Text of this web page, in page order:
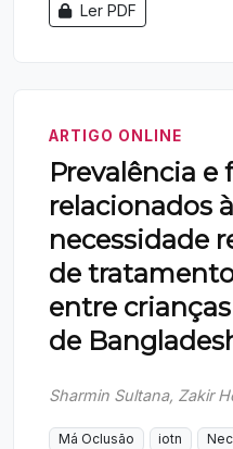
Ler PDF
ARTIGO ONLINE
Prevalência e
relacionados
necessidade
de
entre
de
Sharmin Sultana, Zakir
Má Oclusão iotn